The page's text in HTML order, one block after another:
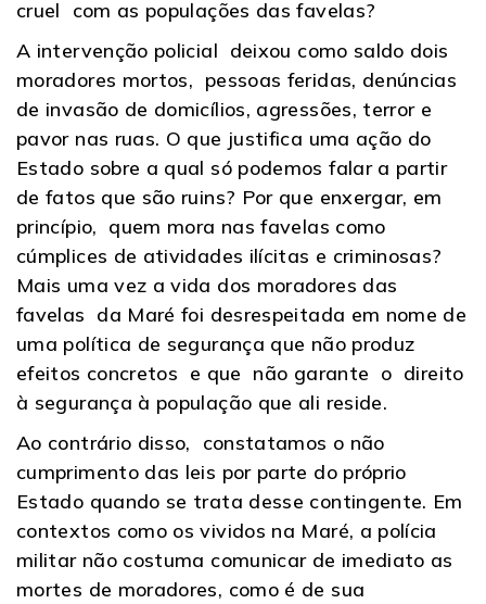
cruel com as populações das favelas?
A intervenção policial deixou como saldo dois
moradores mortos, pessoas feridas, denúncias
de invasão de domicílios, agressões, terror e
pavor nas ruas. O que justifica uma ação do
Estado sobre a qual só podemos falar a partir
de fatos que são ruins? Por que enxergar, em
princípio, quem mora nas favelas como
cúmplices de atividades ilícitas e criminosas?
Mais uma vez a vida dos moradores das
favelas da Maré foi desrespeitada em nome de
uma política de segurança que não produz
efeitos concretos e que não garante o direito
à segurança à população que ali reside.
Ao contrário disso, constatamos o não
cumprimento das leis por parte do próprio
Estado quando se trata desse contingente. Em
contextos como os vividos na Maré, a polícia
militar não costuma comunicar de imediato as
mortes de moradores, como é de sua